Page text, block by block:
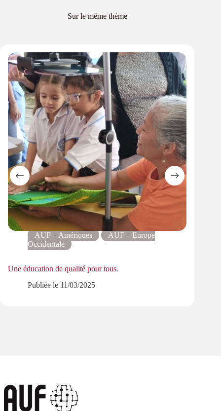
Sur le même thème
AUF – Amériques
AUF – Europe
Occidentale
Une éducation de qualité pour tous.
Publiée le 11/03/2025